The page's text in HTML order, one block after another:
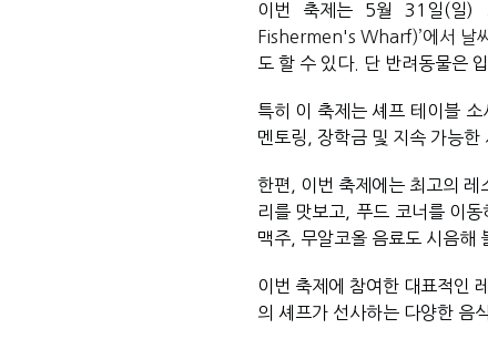
이번 축제는 5월 31일(일)
Fishermen's Wharf)’에서 날
도 할 수 있다. 단 반려동물은
특히 이 축제는 셰프 테이블
멘토링, 장학금 및 지속 가능한
한편, 이번 축제에는 최고의 레
리를 맛보고, 푸드 코너를 이
맥주, 무알코올 음료도 시음해
이번 축제에 참여한 대표적인
의 셰프가 선사하는 다양한 음